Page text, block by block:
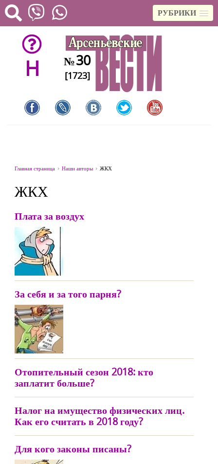
РУБРИКИ
H №30
[1723]
Главная страница Наши авторы ЖКХ
ЖКХ
Плата за воздух
За себя и за того парня?
Отопительный сезон 2018: кто
заплатит больше?
Налог на имущество физических лиц.
Как его считать в 2018 году?
Для кого законы писаны?